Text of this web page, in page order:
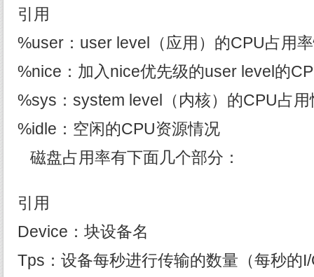
引用
%user：user level（应用）的CPU占用
%nice：加入nice优先级的user level的
%sys：system level（内核）的CPU占用
%idle：空闲的CPU资源情况
磁盘占用率有下面几个部分：
引用
Device：块设备名
Tps：设备每秒进行传输的数量（每秒的